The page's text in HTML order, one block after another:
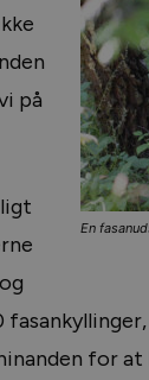
En
på
for at